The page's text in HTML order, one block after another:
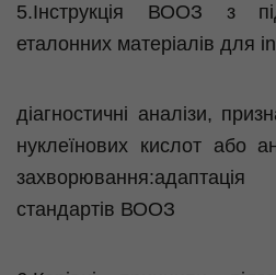
5.Інструкція ВООЗ з
еталонних матеріалів для in
діагностичні аналізи,
нуклеїнових кислот або
захворювання:адаптація
стандартів ВООЗ